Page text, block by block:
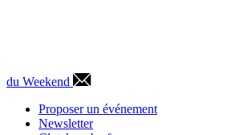
du Weekend
Proposer un événement
Newsletter